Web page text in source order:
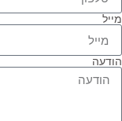
מייל
הודעה